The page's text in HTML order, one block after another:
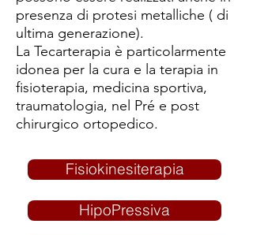
presenza di protesi metalliche ( di
ultima generazione).
La Tecarterapia è particolarmente
idonea per la cura e la terapia in
fisioterapia, medicina sportiva,
traumatologia, nel Pré e post
chirurgico ortopedico.
Fisiokinesiterapia
HipoPressiva